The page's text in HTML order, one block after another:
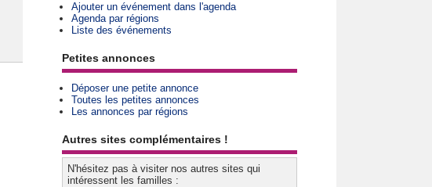
Ajouter un événement dans l'agenda
Agenda par régions
Liste des événements
Petites annonces
Déposer une petite annonce
Toutes les petites annonces
Les annonces par régions
Autres sites complémentaires !
N'hésitez pas à visiter nos autres sites qui
intéressent les familles :